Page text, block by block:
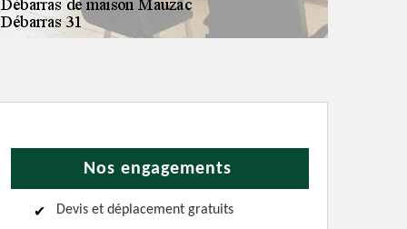
Nos engagements
Devis et déplacement gratuits